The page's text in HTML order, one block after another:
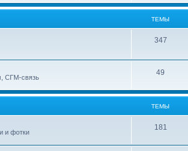
ТЕМЫ
347
СГМ-связь
49
ТЕМЫ
и фотки
181